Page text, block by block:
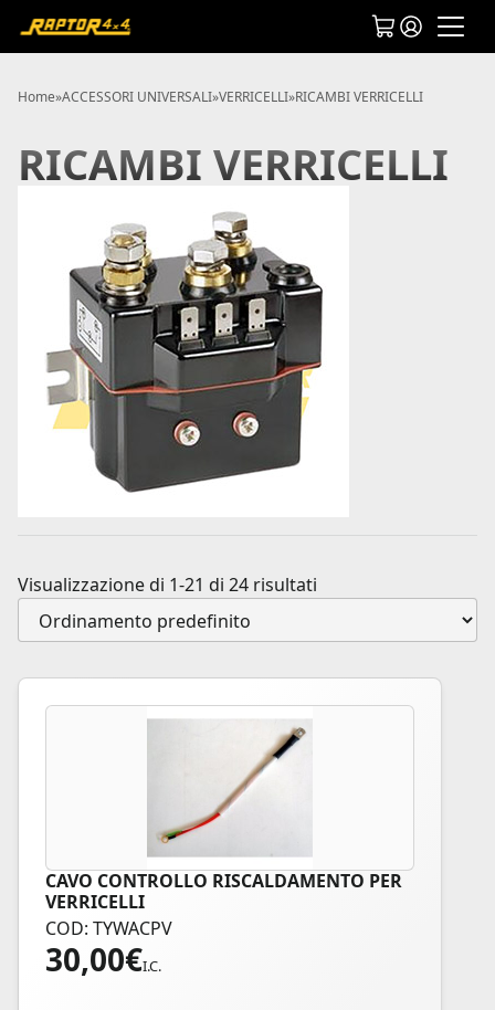
Home»ACCESSORI UNIVERSALI»VERRICELLI»RICAMBI VERRICELLI
RICAMBI VERRICELLI
Visualizzazione di 1-21 di 24 risultati
CAVO CONTROLLO RISCALDAMENTO PER
VERRICELLI
COD: TYWACPV
30,00€I.C.